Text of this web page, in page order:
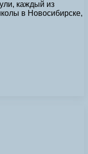
каждый из
в Новосибирске,